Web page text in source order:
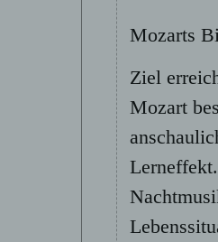
Mozarts
Ziel
Mozart